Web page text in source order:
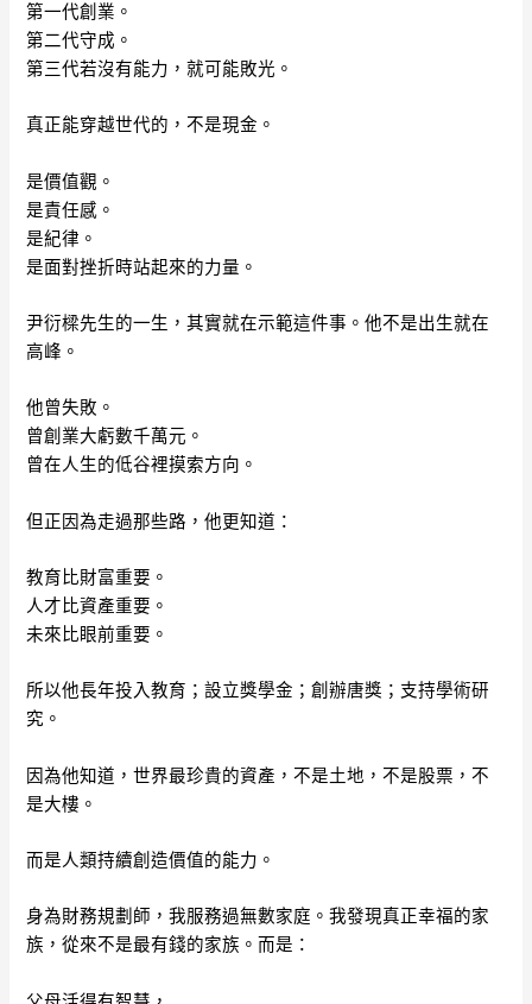
第一代創業。
第二代守成。
第三代若沒有能力，就可能敗光。
真正能穿越世代的，不是現金。
是價值觀。
是責任感。
是紀律。
是面對挫折時站起來的力量。
尹衍樑先生的一生，其實就在示範這件事。他不是出生就在
高峰。
他曾失敗。
曾創業大虧數千萬元。
曾在人生的低谷裡摸索方向。
但正因為走過那些路，他更知道：
教育比財富重要。
人才比資產重要。
未來比眼前重要。
所以他長年投入教育；設立獎學金；創辦唐獎；支持學術研
究。
因為他知道，世界最珍貴的資產，不是土地，不是股票，不
是大樓。
而是人類持續創造價值的能力。
身為財務規劃師，我服務過無數家庭。我發現真正幸福的家
族，從來不是最有錢的家族。而是：